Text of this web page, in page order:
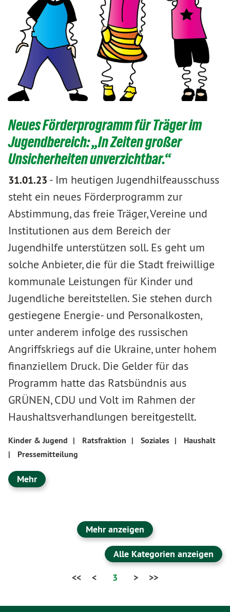
Neues Förderprogramm für Träger im
Jugendbereich: „In Zeiten großer
Unsicherheiten unverzichtbar.“
31.01.23 - Im heutigen Jugendhilfeausschuss
steht ein neues Förderprogramm zur
Abstimmung, das freie Träger, Vereine und
Institutionen aus dem Bereich der
Jugendhilfe unterstützen soll. Es geht um
solche Anbieter, die für die Stadt freiwillige
kommunale Leistungen für Kinder und
Jugendliche bereitstellen. Sie stehen durch
gestiegene Energie- und Personalkosten,
unter anderem infolge des russischen
Angriffskriegs auf die Ukraine, unter hohem
finanziellem Druck. Die Gelder für das
Programm hatte das Ratsbündnis aus
GRÜNEN, CDU und Volt im Rahmen der
Haushaltsverhandlungen bereitgestellt.
Kinder & Jugend | Ratsfraktion | Soziales |
Haushalt
|
Pressemitteilung
Mehr
Mehr anzeigen
Alle Kategorien anzeigen
<<
< 3 > >>